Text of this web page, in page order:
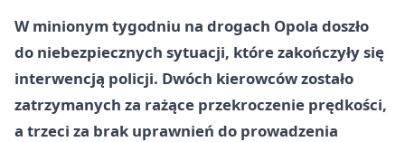
W minionym tygodniu na drogach Opola doszło
do niebezpiecznych sytuacji, które zakończyły się
interwencją policji. Dwóch kierowców zostało
zatrzymanych za rażące przekroczenie prędkości,
a trzeci za brak uprawnień do prowadzenia